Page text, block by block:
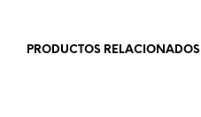
PRODUCTOS RELACIONADOS